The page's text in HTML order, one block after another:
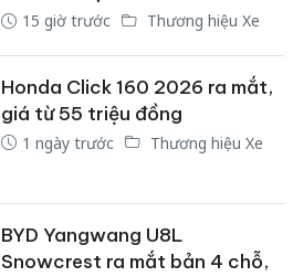
15 giờ trước Thương hiệu Xe
Honda Click 160 2026 ra mắt,
giá từ 55 triệu đồng
1 ngày trước Thương hiệu Xe
BYD Yangwang U8L
Snowcrest ra mắt bản 4 chỗ,